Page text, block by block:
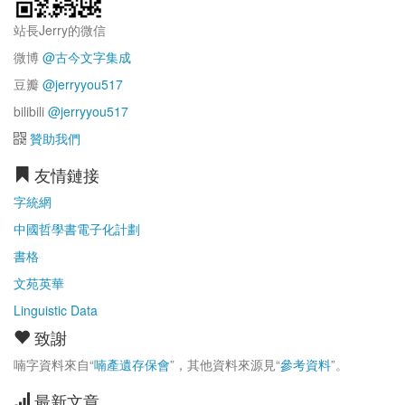
站長Jerry的微信
微博 @古今文字集成
豆瓣 @jerryyou517
bilibili @jerryyou517
贊助我們
友情鏈接
字統網
中國哲學書電子化計劃
書格
文苑英華
Linguistic Data
致謝
喃字資料來自“喃產遺存保會”，其他資料來源見“參考資料”。